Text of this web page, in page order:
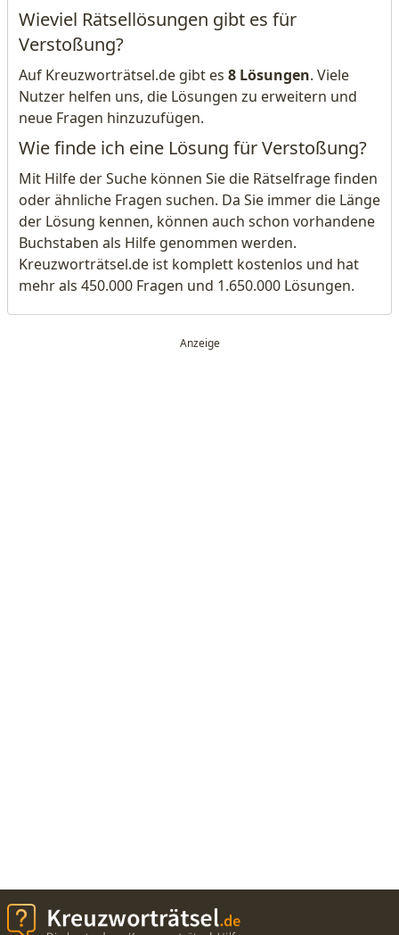
Wieviel Rätsellösungen gibt es für
Verstoßung?
Auf Kreuzworträtsel.de gibt es 8 Lösungen. Viele
Nutzer helfen uns, die Lösungen zu erweitern und
neue Fragen hinzuzufügen.
Wie finde ich eine Lösung für Verstoßung?
Mit Hilfe der Suche können Sie die Rätselfrage finden
oder ähnliche Fragen suchen. Da Sie immer die Länge
der Lösung kennen, können auch schon vorhandene
Buchstaben als Hilfe genommen werden.
Kreuzworträtsel.de ist komplett kostenlos und hat
mehr als 450.000 Fragen und 1.650.000 Lösungen.